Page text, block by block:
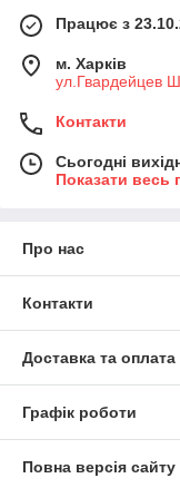
Працює з
м. Харків
ул.Гвардейцев
Контакти
Сьогодні
Показати весь
Про нас
Контакти
Доставка та оплата
Графік роботи
Повна версія сайту